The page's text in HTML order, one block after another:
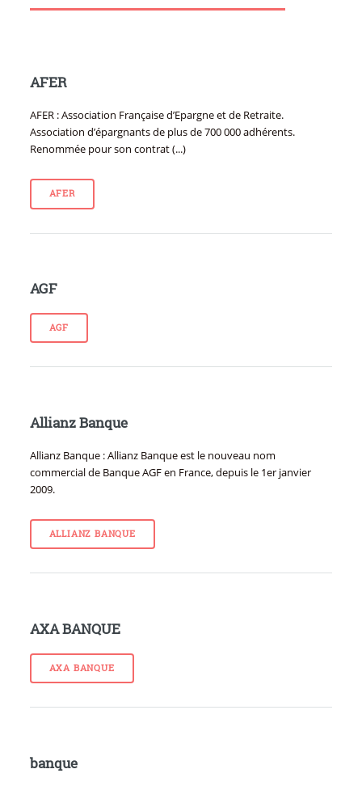
AFER
AFER : Association Française d’Epargne et de Retraite.
Association d’épargnants de plus de 700 000 adhérents.
Renommée pour son contrat (...)
AFER
AGF
AGF
Allianz Banque
Allianz Banque : Allianz Banque est le nouveau nom
commercial de Banque AGF en France, depuis le 1er janvier
2009.
ALLIANZ BANQUE
AXA BANQUE
AXA BANQUE
banque